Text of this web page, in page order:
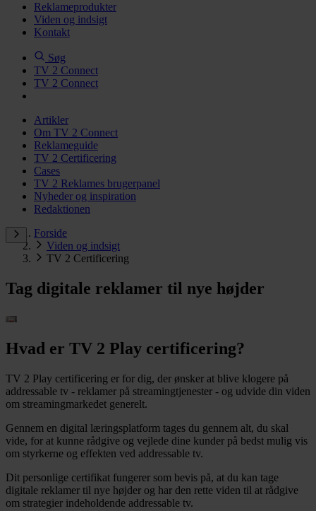
Reklameprodukter
Viden og indsigt
Kontakt
Søg
TV 2 Connect
TV 2 Connect
Artikler
Om TV 2 Connect
Reklameguide
TV 2 Certificering
Cases
TV 2 Reklames brugerpanel
Nyheder og inspiration
Redaktionen
Forside
Viden og indsigt
TV 2 Certificering
Tag digitale reklamer til nye højder
Hvad er TV 2 Play certificering?
TV 2 Play certificering er for dig, der ønsker at blive klogere på
addressable tv - reklamer på streamingtjenester - og udvide din viden
om streamingmarkedet generelt.
Gennem en digital læringsplatform tages du gennem alt, du skal
vide, for at kunne rådgive og vejlede dine kunder på bedst mulig vis
om styrkerne og effekten ved addressable tv.
Dit personlige certifikat fungerer som bevis på, at du kan tage
digitale reklamer til nye højder og har den rette viden til at rådgive
om strategier indeholdende addressable tv.